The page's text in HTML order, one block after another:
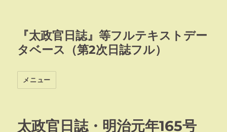
『太政官日誌』等フルテキストデー
タベース（第2次日誌フル）
メニュー
太政官日誌・明治元年165号